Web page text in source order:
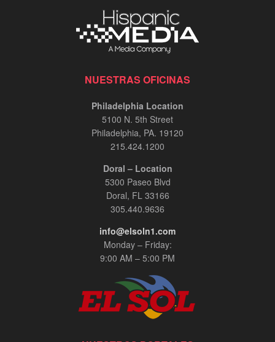
NUESTRAS OFICINAS
Philadelphia Location
5100 N. 5th Street
Philadelphia, PA. 19120
215.424.1200
Doral – Location
5300 Paseo Blvd
Doral, FL 33166
305.440.9636
info@elsoln1.com
Monday – Friday:
9:00 AM – 5:00 PM